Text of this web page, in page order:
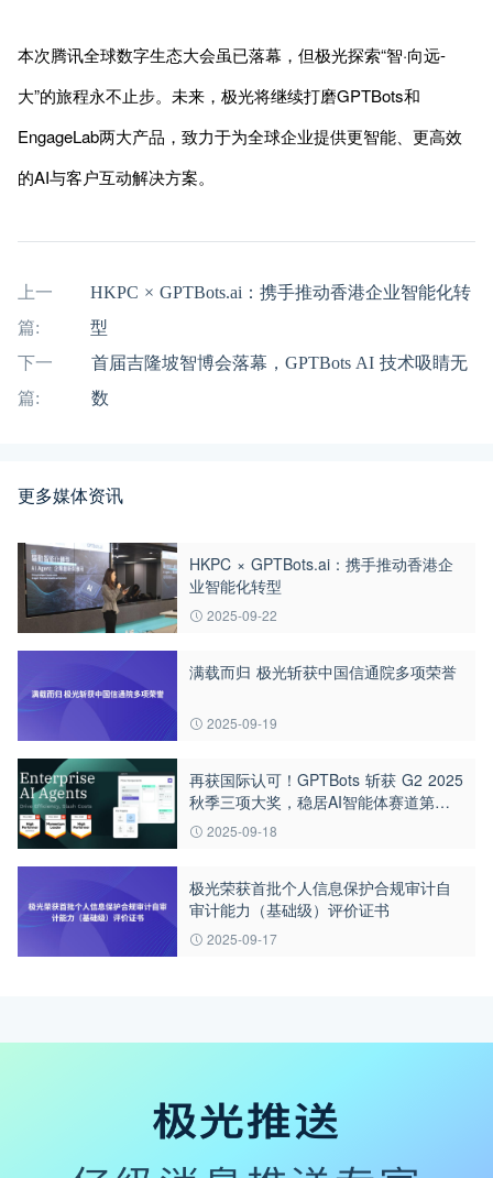
本次腾讯全球数字生态大会虽已落幕，但极光探索“智·向远-
大”的旅程永不止步。未来，极光将继续打磨GPTBots和
EngageLab两大产品，致力于为全球企业提供更智能、更高效
的AI与客户互动解决方案。
上一
篇:
HKPC × GPTBots.ai：携手推动香港企业智能化转
型
下一
篇:
首届吉隆坡智博会落幕，GPTBots AI 技术吸睛无
数
更多媒体资讯
HKPC × GPTBots.ai：携手推动香港企
业智能化转型
2025-09-22
满载而归 极光斩获中国信通院多项荣誉
2025-09-19
再获国际认可！GPTBots 斩获 G2 2025
秋季三项大奖，稳居AI智能体赛道第一
梯队2025-09-18
极光荣获首批个人信息保护合规审计自
审计能力（基础级）评价证书
2025-09-17